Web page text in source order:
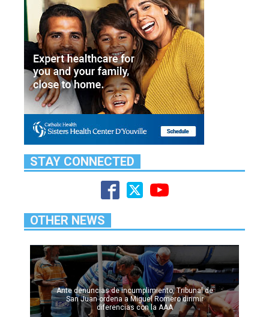
STAY CONNECTED
OTHER NEWS
Ante denuncias de incumplimiento, Tribunal de
San Juan ordena a Miguel Romero dirimir
diferencias con la AAA